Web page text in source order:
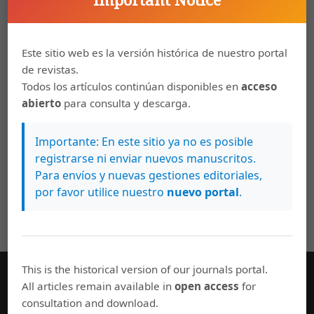
Información general
Este sitio web es la versión histórica de nuestro portal
de revistas.
Todos los artículos continúan disponibles enacceso
abierto para consulta y descarga.
Importante: En este sitio ya no es posible
registrarse ni enviar nuevos manuscritos.
Para envíos y nuevas gestiones editoriales,
por favor utilice nuestro nuevo portal.
This is the historical version of our journals portal.
All articles remain available inopen access for
consultation and download.